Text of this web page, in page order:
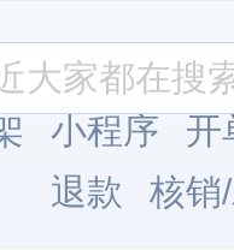
小程序
开
退款
核销